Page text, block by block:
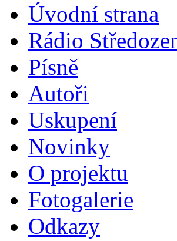
Úvodní strana
Rádio
Písně
Autoři
Uskupení
Novinky
O projektu
Fotogalerie
Odkazy